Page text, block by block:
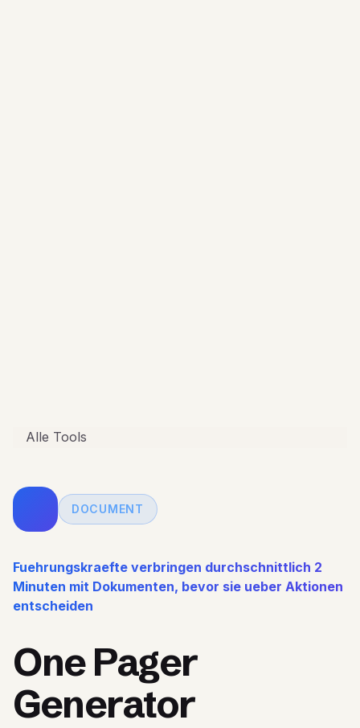
Alle Tools
DOCUMENT
Fuehrungskraefte verbringen durchschnittlich 2
Minuten mit Dokumenten, bevor sie ueber Aktionen
entscheiden
One Pager
Generator